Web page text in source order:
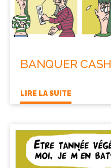
BANQUER CASH
LIRE LA SUITE